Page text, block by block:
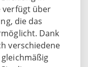
verfügt über
die das
Dank
verschiedene